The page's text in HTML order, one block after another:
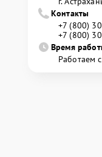
Контакты
+7 (800)
+7 (800)
Время
Работаем